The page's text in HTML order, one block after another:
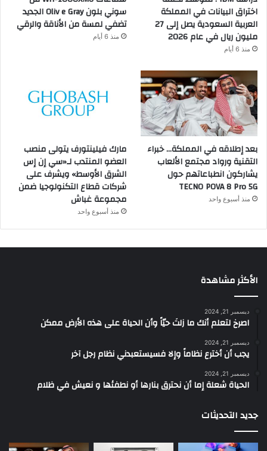
اختراق البيانات في المملكة
العربية السعودية يصل إلى 27
مليون ريال في عام 2026
منذ 6 أيام
سوني بلون Oliv e Gray الجديد
تضفي لمسة من الأناقة والرقي
منذ 6 أيام
بعد إطلاقه في المملكة… خبراء
التقنية ورواد مجتمع الألعاب
يشاركون انطباعاتهم حول
TECNO POVA 8 Pro 5G
منذ أسبوع واحد
مارك فيلينتورف يتولى منصب
العضو المنتدب لـ«سي إن إس
الشرق الأوسط» ويشرف على
شركات قطاع التكنولوجيا ضمن
مجموعة غباش
منذ أسبوع واحد
الأكثر مشاهدة
ديسمبر 21, 2024
‫اصرخ لتعلم أنك ما زلتَ حيّاً وأن الحياة على هذه الأرض ممكن
ديسمبر 21, 2024
يجب أن أخترع نظاماً وإلا فسيستعبدني نظام رجل آخر
ديسمبر 21, 2024
الحياة شعلة إما أن نحترق بنارها أو نطفئها و نعيش في ظلام
جديد التحديثات